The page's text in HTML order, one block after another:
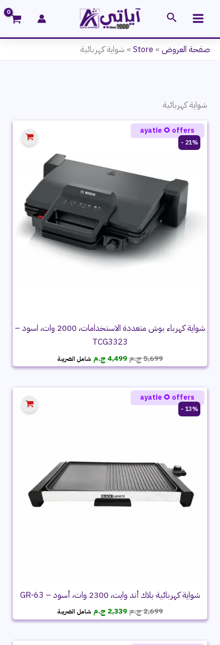
البحث
صفحة العروض »
Store
» شواية كهربائية
شواية كهربائية
21% -
شواية كهرباء بوش متعددة الاستخدامات، 2000 وات، اسود –
TCG3323
5,699ج.مالسعر
الأصلي
5,699 ج.م.
4,499 ج.م السعر
الحالي
4,499 ج.م.
شامل الضريبة
ayatie 🌻 offers
13% -
شواية كهربائية بلاك أند وايت، 2300 وات، أسود – GR-63
2,699ج.مالسعر
الأصلي
2,699 ج.م.
2,339 ج.م السعر
الحالي
2,339 ج.م.
شامل الضريبة
ayatie 🌻 offers